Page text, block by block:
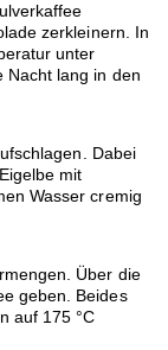
zerkleinern. In
unter
Nacht lang in den
Dabei
mit
Wasser cremig
Über die
geben. Beides
auf 175 °C